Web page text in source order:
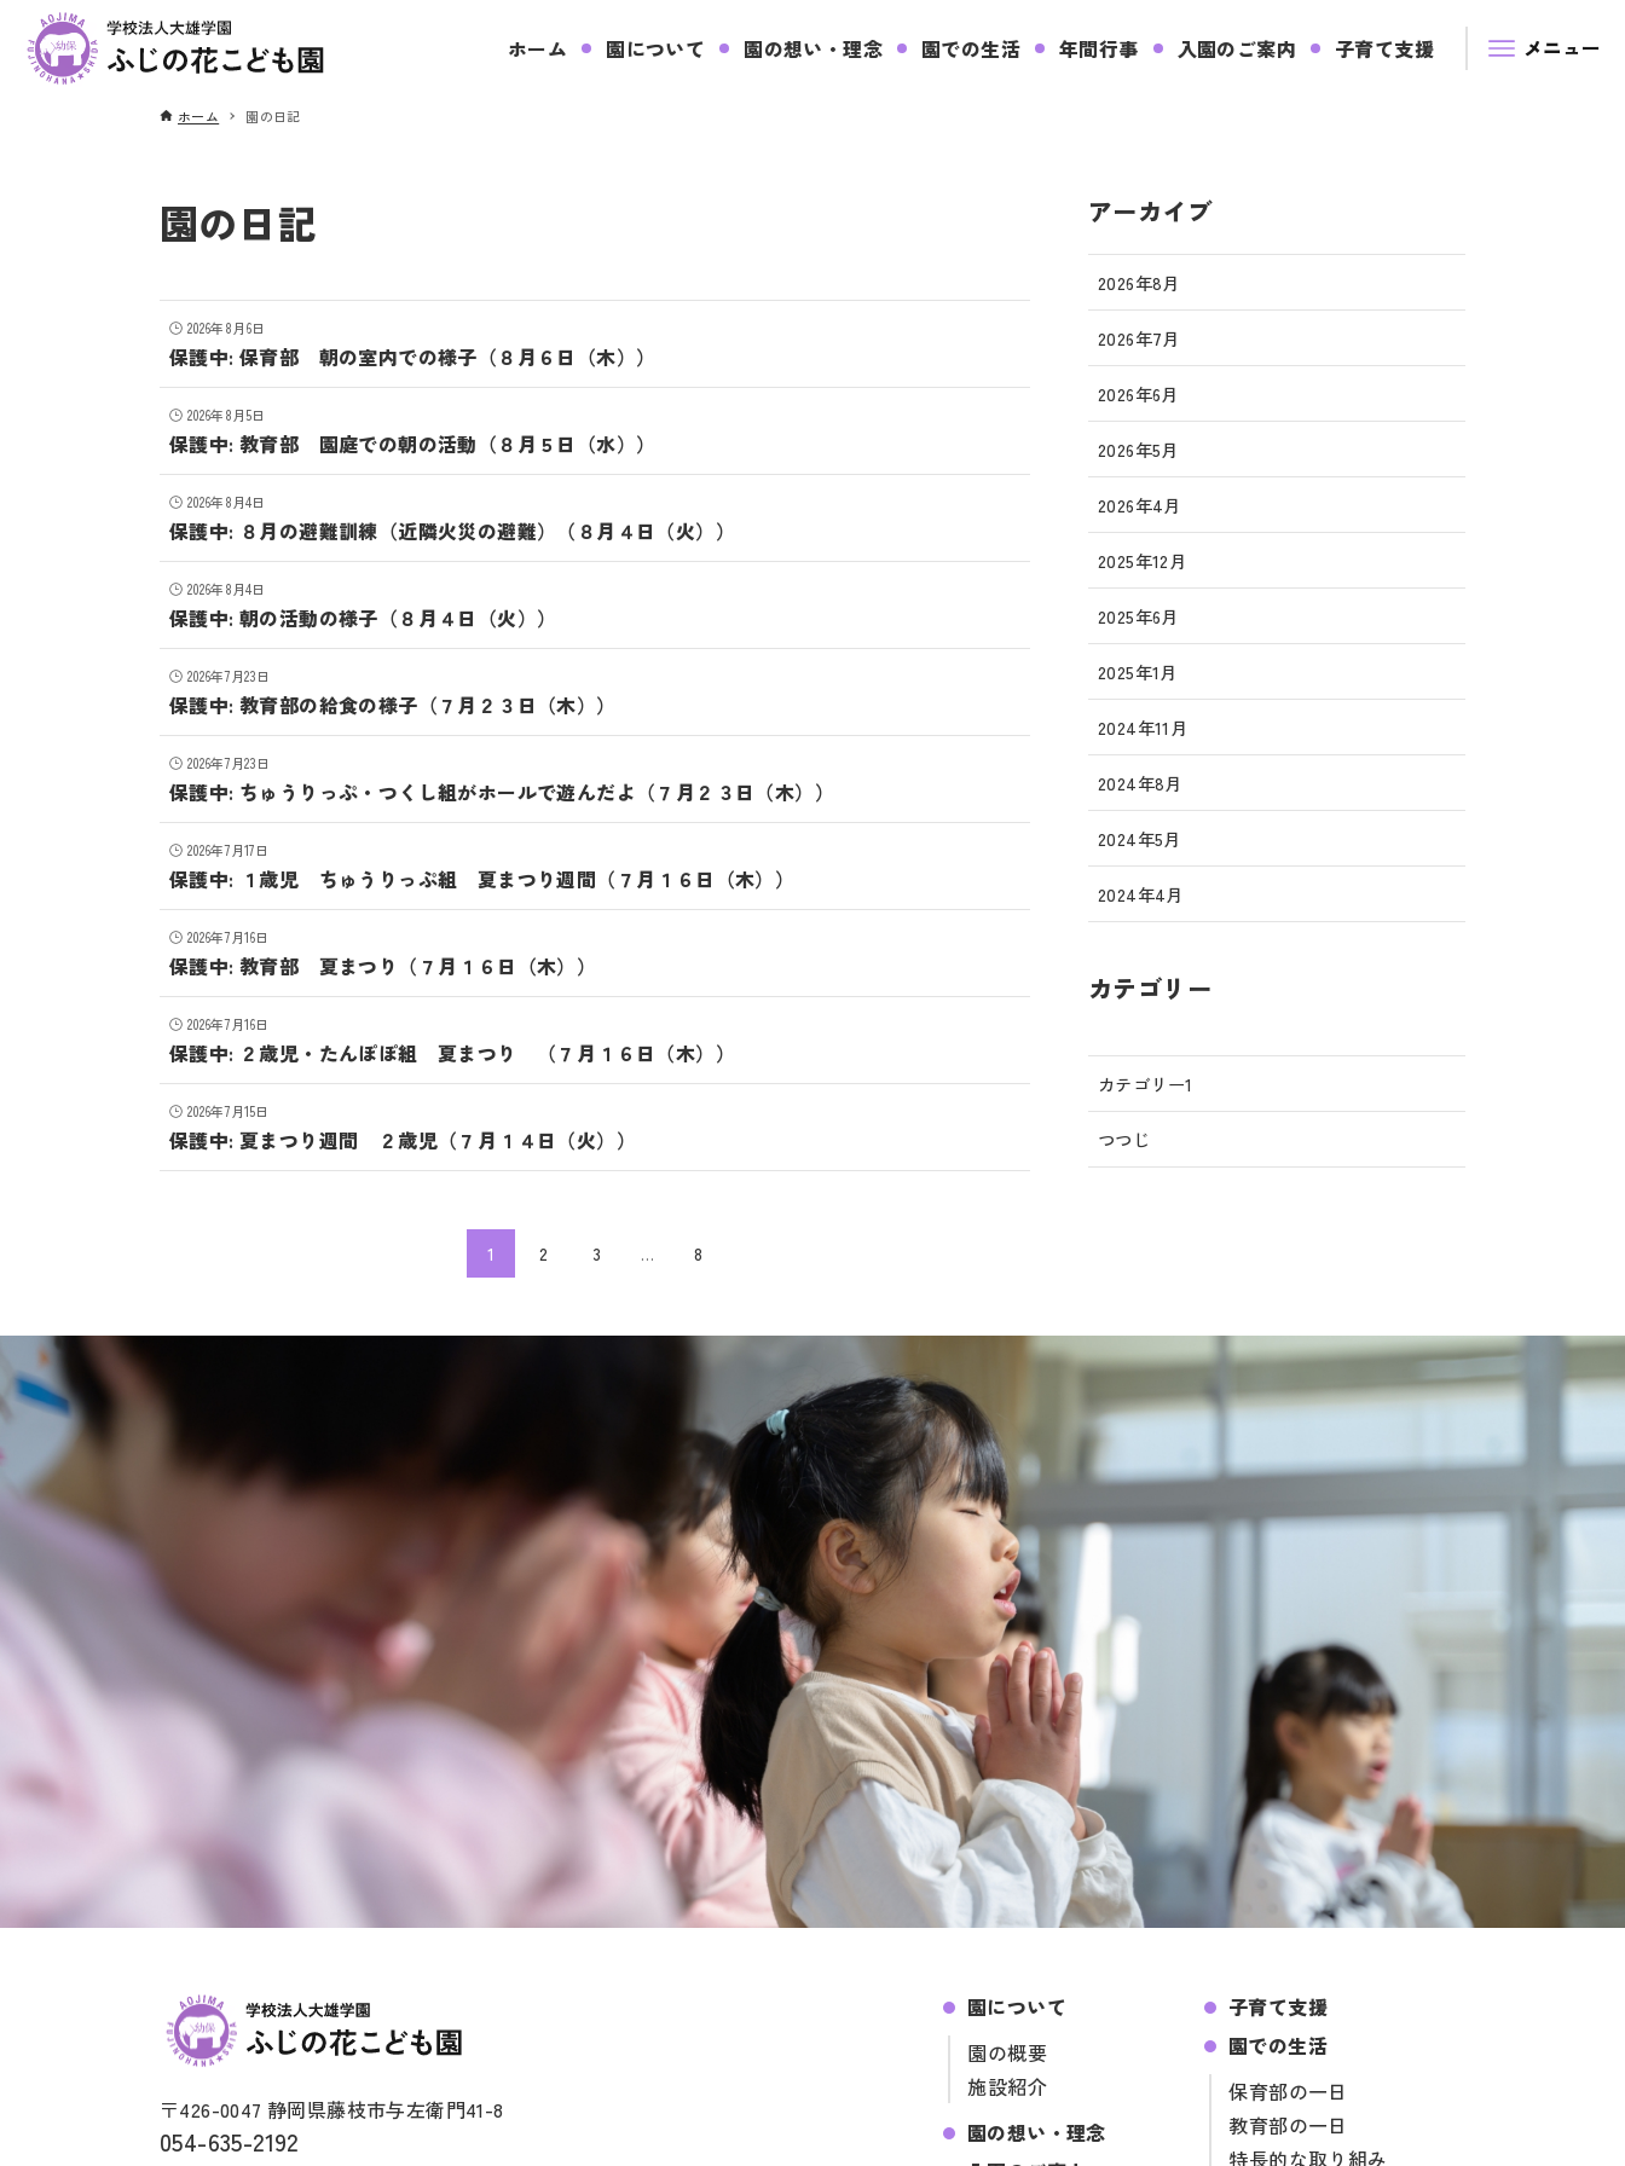
ホーム 園について 園の想い・理念 園での生活 年間行事 入園のご案内 子育て支援
ホーム 園の日記
園の日記
2026年8月6日
保護中: 保育部 朝の室内での様子（８月６日（木））
2026年8月5日
保護中: 教育部 園庭での朝の活動（８月５日（水））
2026年8月4日
保護中: ８月の避難訓練（近隣火災の避難）（８月４日（火））
2026年8月4日
保護中: 朝の活動の様子（８月４日（火））
2026年7月23日
保護中: 教育部の給食の様子（７月２３日（木））
2026年7月23日
保護中: ちゅうりっぷ・つくし組がホールで遊んだよ（７月２３日（木））
2026年7月17日
保護中: １歳児 ちゅうりっぷ組 夏まつり週間（７月１６日（木））
2026年7月16日
保護中: 教育部 夏まつり（７月１６日（木））
2026年7月16日
保護中: ２歳児・たんぽぽ組 夏まつり （７月１６日（木））
2026年7月15日
保護中: 夏まつり週間 ２歳児（７月１４日（火））
1 2 3 … 8
アーカイブ
2026年8月
2026年7月
2026年6月
2026年5月
2026年4月
2025年12月
2025年6月
2025年1月
2024年11月
2024年8月
2024年5月
2024年4月
カテゴリー
カテゴリー1
つつじ
〒426-0047 静岡県藤枝市与左衛門41-8
054-635-2192
園について
園の概要
施設紹介
園の想い・理念
子育て支援
園での生活
保育部の一日
教育部の一日
特長的な取り組み